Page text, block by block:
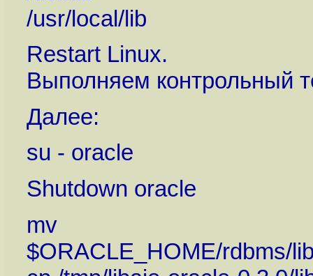
/usr/local/lib
Restart Linux.
Выполняем контрольный
Далее:
su - oracle
Shutdown oracle
mv
$ORACLE_HOME/